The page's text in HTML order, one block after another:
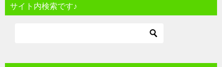
サイト内検索です♪